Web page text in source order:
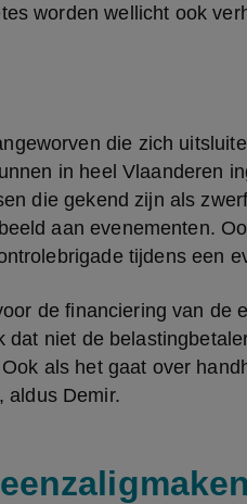
worden wellicht ook
die zich
in heel Vlaanderen
die gekend zijn als
aan evenementen.
tijdens een
de financiering van de
dat niet de
als het gaat over
aldus Demir.